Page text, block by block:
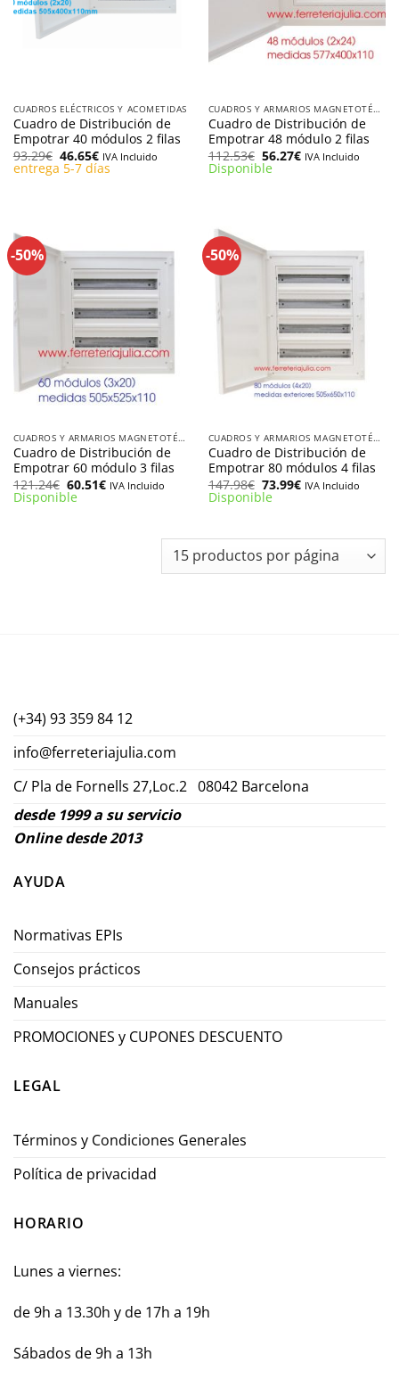
CUADROS ELÉCTRICOS Y ACOMETIDAS
Cuadro de Distribución de
Empotrar 40 módulos 2 filas
93.29€ El
precio
original
46.65€El
precio
actual
IVA Incluido
entrega 5-7 días
CUADROS Y ARMARIOS MAGNETOTÉRMICOS
Cuadro de Distribución de
Empotrar 48 módulo 2 filas
112.53€ El
precio
original
56.27€El
precio
IVA Incluido
Disponible
-50%
CUADROS Y ARMARIOS MAGNETOTÉRMICOS
Cuadro de Distribución de
Empotrar 60 módulo 3 filas
121.24€ El
precio
original
60.51€El
precio
IVA Incluido
Disponible
-50%
CUADROS Y ARMARIOS MAGNETOTÉRMICOS
Cuadro de Distribución de
Empotrar 80 módulos 4 filas
147.98€ El
precio
original
73.99€El
precio
IVA Incluido
Disponible
(+34) 93 359 84 12
info@ferreteriajulia.com
C/ Pla de Fornells 27,Loc.2 08042 Barcelona
desde 1999 a su servicio
Online desde 2013
AYUDA
Normativas EPIs
Consejos prácticos
Manuales
PROMOCIONES y CUPONES DESCUENTO
LEGAL
Términos y Condiciones Generales
Política de privacidad
HORARIO
Lunes a viernes:
de 9h a 13.30h y de 17h a 19h
Sábados de 9h a 13h